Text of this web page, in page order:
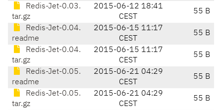
Redis-Jet-0.03.
tar.gz
2015-06-12 18:41
CEST
55 B
Redis-Jet-0.04.
readme
2015-06-15 11:17
CEST
55 B
Redis-Jet-0.04.
tar.gz
2015-06-15 11:17
CEST
55 B
Redis-Jet-0.05.
readme
2015-06-21 04:29
CEST
55 B
Redis-Jet-0.05.
tar.gz
2015-06-21 04:29
CEST
55 B